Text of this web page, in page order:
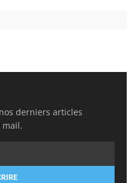
derniers articles